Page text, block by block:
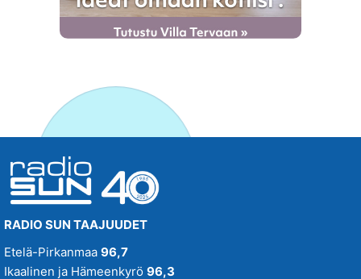
RADIO SUN TAAJUUDET
Etelä-Pirkanmaa 96,7
Ikaalinen ja Hämeenkyrö 96,3